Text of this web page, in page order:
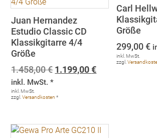
Juan Hernandez
Estudio Classic CD
Klassikgitarre 4/4
Größe
1.458,00€ Ursprünglicher
war:
1.199,00€Aktueller
inkl. MwSt. *
inkl. MwSt.
zzgl.Versandkosten *
Carl
Größe
299,00€
inkl. MwSt.
zzgl.